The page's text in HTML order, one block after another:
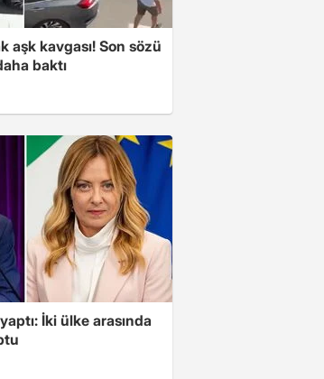
aşk kavgası! Son sözü
baktı
İki ülke arasında